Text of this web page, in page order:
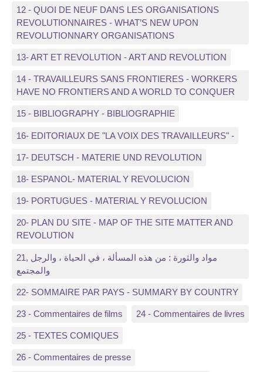
12 - QUOI DE NEUF DANS LES ORGANISATIONS
REVOLUTIONNAIRES - WHAT’S NEW UPON
REVOLUTIONNARY ORGANISATIONS
13- ART ET REVOLUTION - ART AND REVOLUTION
14 - TRAVAILLEURS SANS FRONTIERES - WORKERS
HAVE NO FRONTIERS AND A WORLD TO CONQUER
15 - BIBLIOGRAPHY - BIBLIOGRAPHIE
16- EDITORIAUX DE "LA VOIX DES TRAVAILLEURS" -
17- DEUTSCH - MATERIE UND REVOLUTION
18- ESPANOL- MATERIAL Y REVOLUCION
19- PORTUGUES - MATERIAL Y REVOLUCION
20- PLAN DU SITE - MAP OF THE SITE MATTER AND
REVOLUTION
21, مواد والثورة : من هذه المسألة ، في الحياة ، والرجل
والمجتمع
22- SOMMAIRE PAR PAYS - SUMMARY BY COUNTRY
23 - Commentaires de films 24 - Commentaires de livres
25 - TEXTES COMIQUES
26 - Commentaires de presse